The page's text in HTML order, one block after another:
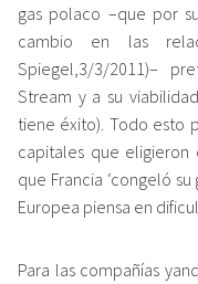
gas polaco –que por
cambio en las
Spiegel,3/3/2011)–
Stream y a su
tiene éxito). Todo esto
capitales que eligieron
que Francia ‘congeló
Europea piensa en
Para las compañías